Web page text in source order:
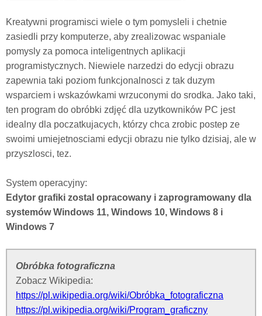
Kreatywni programisci wiele o tym pomysleli i chetnie
zasiedli przy komputerze, aby zrealizowac wspaniale
pomysly za pomoca inteligentnych aplikacji
programistycznych. Niewiele narzedzi do edycji obrazu
zapewnia taki poziom funkcjonalnosci z tak duzym
wsparciem i wskazówkami wrzuconymi do srodka. Jako taki,
ten program do obróbki zdjęć dla uzytkowników PC jest
idealny dla poczatkujacych, którzy chca zrobic postep ze
swoimi umiejetnosciami edycji obrazu nie tylko dzisiaj, ale w
przyszlosci, tez.
System operacyjny:
Edytor grafiki zostal opracowany i zaprogramowany dla
systemów Windows 11, Windows 10, Windows 8 i
Windows 7
Obróbka fotograficzna
Zobacz Wikipedia:
https://pl.wikipedia.org/wiki/Obróbka_fotograficzna
https://pl.wikipedia.org/wiki/Program_graficzny